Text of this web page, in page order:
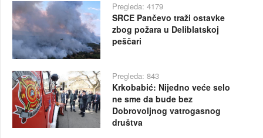
Pregleda: 4179
SRCE Pančevo traži ostavke
zbog požara u Deliblatskoj
peščari
Pregleda: 843
Krkobabić: Nijedno veće selo
ne sme da bude bez
Dobrovoljnog vatrogasnog
društva